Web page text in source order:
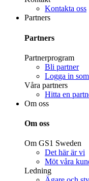
Kontakta oss
Partners
Partners
Partnerprogram
Bli partner
Logga in
Våra partners
Hitta en
Om oss
Om oss
Om GS1 Sweden
Det här är vi
Möt våra
Ledning